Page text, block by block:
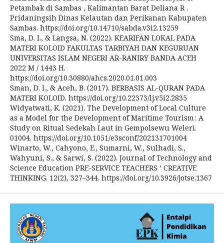
Petambak di Sambas , Kalimantan Barat Deliana R .
Pridaningsih Dinas Kelautan dan Perikanan Kabupaten
Sambas. https://doi.org/10.14710/sabda.v3i2.13259
Sma, D. I., & Langsa, N. (2022). KEARIFAN LOKAL PADA
MATERI KOLOID FAKULTAS TARBIYAH DAN KEGURUAN
UNIVERSITAS ISLAM NEGERI AR-RANIRY BANDA ACEH
2022 M / 1443 H.
https://doi.org/10.30880/ahcs.2020.01.01.003
Sman, D. I., & Aceh, B. (2017). BERBASIS AL-QURAN PADA
MATERI KOLOID. https://doi.org/10.22373/lj.v5i2.2835
Widyatwati, K. (2021). The Development of Local Culture
as a Model for the Development of Maritime Tourism : A
Study on Ritual Sedekah Laut in Gempolsewu Weleri.
01004. https://doi.org/10.1051/e3sconf/202131701004
Winarto, W., Cahyono, E., Sumarni, W., Sulhadi, S.,
Wahyuni, S., & Sarwi, S. (2022). Journal of Technology and
Science Education PRE-SERVICE TEACHERS ’ CREATIVE
THINKING. 12(2), 327–344. https://doi.org/10.3926/jotse.1367